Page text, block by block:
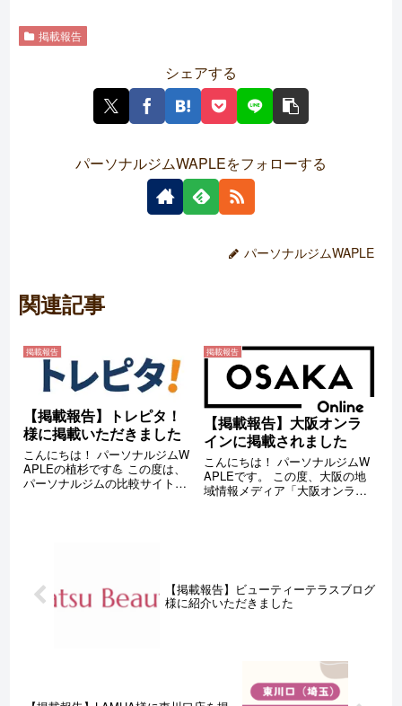
掲載報告
シェアする
パーソナルジムWAPLEをフォローする
パーソナルジムWAPLE
関連記事
掲載報告
【掲載報告】トレピタ！
様に掲載いただきました
こんにちは！ パーソナルジムW
APLEの植杉です💪 この度は、
パーソナルジムの比較サイト
掲載報告
【掲載報告】大阪オンラ
インに掲載されました
こんにちは！ パーソナルジムW
APLEです。 この度、大阪の地
域情報メディア「大阪オンライ
【掲載報告】ビューティーテラスブログ
様に紹介いただきました